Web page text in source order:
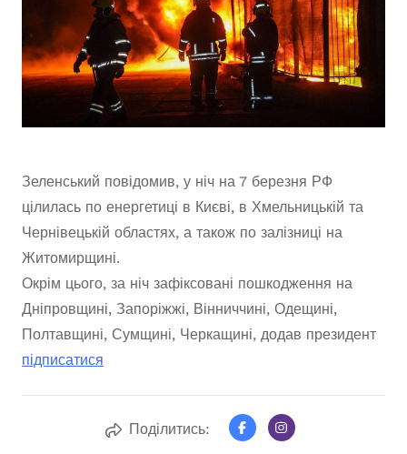
Зеленський повідомив, у ніч на 7 березня РФ
цілилась по енергетиці в Києві, в Хмельницькій та
Чернівецькій областях, а також по залізниці на
Житомирщині.
Окрім цього, за ніч зафіксовані пошкодження на
Дніпровщині, Запоріжжі, Вінниччині, Одещині,
Полтавщині, Сумщині, Черкащині, додав президент
підписатися
Поділитись: